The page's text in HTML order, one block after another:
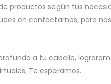
productos según tus
en contactarnos, para
a tu cabello,
Te esperamos.